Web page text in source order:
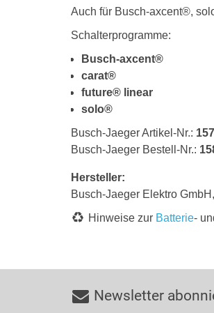
Auch für Busch-axcent®,
Schalterprogramme:
Busch-axcent®
carat®
future® linear
solo®
Busch-Jaeger Artikel-Nr.:
Busch-Jaeger Bestell-Nr.:
Hersteller:
Busch-Jaeger Elektro
Hinweise zur Batterie-
Newsletter